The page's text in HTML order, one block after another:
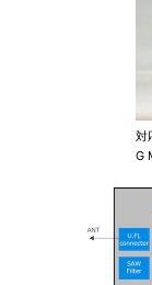
対
G